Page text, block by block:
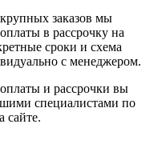
заказов мы
в рассрочку на
сроки и схема
с менеджером.
и рассрочки вы
специалистами по
сайте.